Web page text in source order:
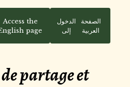
Access the
page
الدخول
إلى
الصفحة
العربية
partage et